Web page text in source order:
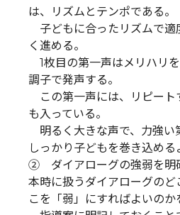
は、リズムとテンポである。
子どもに合ったリズムで適
く進める。
1枚目の第一声はメリハリ
調子で発声する。
この第一声には、リピート
も入っている。
明るく大きな声で、力強い
しっかり子どもを巻き込める
② ダイアローグの強弱を明
本時に扱うダイアローグの
こを「弱」にすればよいのか